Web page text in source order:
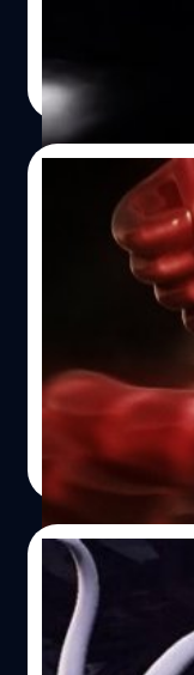
https://
Weekly Jump
4 โหมดย่อย ดังนี้
ต่อสู้กับบอสใหญ่อ
ต้องต่อสู้และเอาชี
Defense Battle
จำกัด -
และต้องต่อสู้เพื่อ
Read More
One Piece:
Character
ซื้อในรูปแบบ
หน้าร้านค้า
Warriors 4 เวอ
บาท ซึ่งประกอบด้ว
ตัวละคร 9 ตัวแล
ยังได้เปิดเผยโบนั
Pirate
จะได้รับชุดของ
Dynasty
อ้างอิง
ศุภกร ประเสริฐศิลป์ |
Read More
16/12/2019
One
ตัวอย่าง “ไ